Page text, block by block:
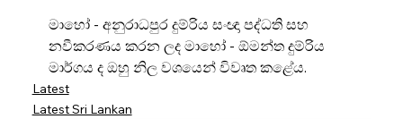
මාහෝ - අනුරාධපුර දුම්රිය සංඥා පද්ධති සහ
නවීකරණය කරන ලද මාහෝ - ඕමන්ත දුම්රිය
මාර්ගය ද ඔහු නිල වශයෙන් විවෘත කළේය.
Latest
Latest Sri Lankan